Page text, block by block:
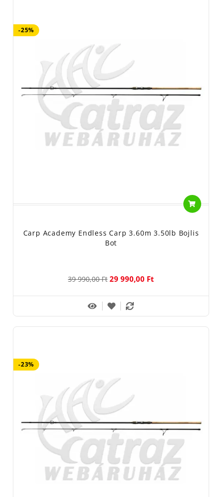
-25%
Carp Academy Endless Carp 3.60m 3.50lb Bojlis
Bot
39 990,00 Ft 29 990,00 Ft
-23%